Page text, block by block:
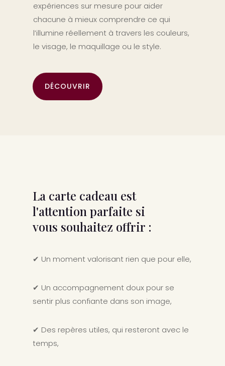
expériences sur mesure pour aider
chacune à mieux comprendre ce qui
l’illumine réellement à travers les couleurs,
le visage, le maquillage ou le style.
DÉCOUVRIR
La carte cadeau est
l'attention parfaite si
vous souhaitez offrir :
✔ Un moment valorisant rien que pour elle,
✔ Un accompagnement doux pour se
sentir plus confiante dans son image,
✔ Des repères utiles, qui resteront avec le
temps,